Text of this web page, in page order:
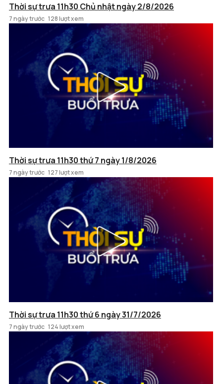
Thời sự trưa 11h30 Chủ nhật ngày 2/8/2026
7 ngày trước 128 lượt xem
Thời sự trưa 11h30 thứ 7 ngày 1/8/2026
7 ngày trước 127 lượt xem
Thời sự trưa 11h30 thứ 6 ngày 31/7/2026
7 ngày trước 124 lượt xem